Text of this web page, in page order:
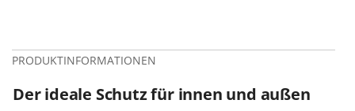
PRODUKTINFORMATIONEN
Der ideale Schutz für innen und außen